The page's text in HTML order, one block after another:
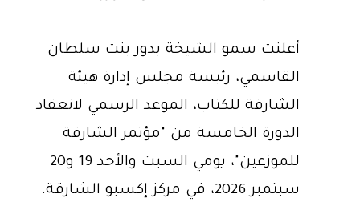
أعلنت سمو الشيخة بدور بنت سلطان
القاسمي، رئيسة مجلس إدارة هيئة
الشارقة للكتاب، الموعد الرسمي لانعقاد
الدورة الخامسة من "مؤتمر الشارقة
للموزعين"، يومي السبت والأحد 19 و20
سبتمبر 2026، في مركز إكسبو الشارقة.